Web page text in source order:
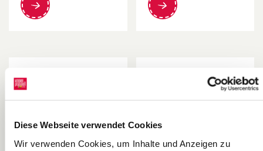
Diese Webseite verwendet Cookies
Wir verwenden Cookies, um Inhalte und Anzeigen zu